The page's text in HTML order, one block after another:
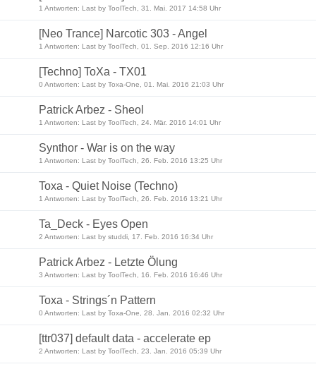
1 Antworten: Last by ToolTech, 31. Mai. 2017 14:58 Uhr
[Neo Trance] Narcotic 303 - Angel
1 Antworten: Last by ToolTech, 01. Sep. 2016 12:16 Uhr
[Techno] ToXa - TX01
0 Antworten: Last by Toxa-One, 01. Mai. 2016 21:03 Uhr
Patrick Arbez - Sheol
1 Antworten: Last by ToolTech, 24. Mär. 2016 14:01 Uhr
Synthor - War is on the way
1 Antworten: Last by ToolTech, 26. Feb. 2016 13:25 Uhr
Toxa - Quiet Noise (Techno)
1 Antworten: Last by ToolTech, 26. Feb. 2016 13:21 Uhr
Ta_Deck - Eyes Open
2 Antworten: Last by studdi, 17. Feb. 2016 16:34 Uhr
Patrick Arbez - Letzte Ölung
3 Antworten: Last by ToolTech, 16. Feb. 2016 16:46 Uhr
Toxa - Strings´n Pattern
0 Antworten: Last by Toxa-One, 28. Jan. 2016 02:32 Uhr
[ttr037] default data - accelerate ep
2 Antworten: Last by ToolTech, 23. Jan. 2016 05:39 Uhr